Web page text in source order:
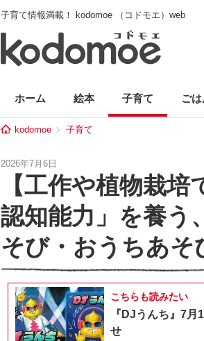
子育て情報満載！ kodomoe （コドモエ）web
ホーム 絵本 子育て ご
kodomoe 子育て
2026年7月6日
【工作や植物栽
認知能力」を養う
そび・おうちあそ
こちらも読みたい
『DJうんち』7
せ